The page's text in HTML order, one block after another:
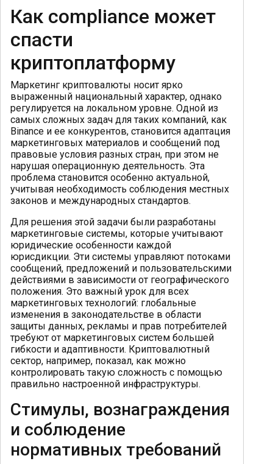
Как compliance может
спасти
криптоплатформу
Маркетинг криптовалюты носит ярко
выраженный национальный характер, однако
регулируется на локальном уровне. Одной из
самых сложных задач для таких компаний, как
Binance и ее конкурентов, становится адаптация
маркетинговых материалов и сообщений под
правовые условия разных стран, при этом не
нарушая операционную деятельность. Эта
проблема становится особенно актуальной,
учитывая необходимость соблюдения местных
законов и международных стандартов.
Для решения этой задачи были разработаны
маркетинговые системы, которые учитывают
юридические особенности каждой
юрисдикции. Эти системы управляют потоками
сообщений, предложений и пользовательскими
действиями в зависимости от географического
положения. Это важный урок для всех
маркетинговых технологий: глобальные
изменения в законодательстве в области
защиты данных, рекламы и прав потребителей
требуют от маркетинговых систем большей
гибкости и адаптивности. Криптовалютный
сектор, например, показал, как можно
контролировать такую сложность с помощью
правильно настроенной инфраструктуры.
Стимулы, вознаграждения
и соблюдение
нормативных требований